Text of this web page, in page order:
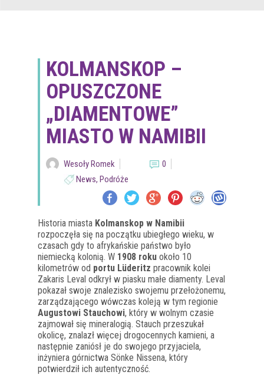
KOLMANSKOP –
OPUSZCZONE
„DIAMENTOWE”
MIASTO W NAMIBII
Wesoły Romek
0
News, Podróże
Historia miasta Kolmanskop w Namibii
rozpoczęła się na początku ubiegłego wieku, w
czasach gdy to afrykańskie państwo było
niemiecką kolonią. W 1908 roku około 10
kilometrów od portu Lüderitz pracownik kolei
Zakaris Leval odkrył w piasku małe diamenty. Leval
pokazał swoje znalezisko swojemu przełożonemu,
zarządzającego wówczas koleją w tym regionie
Augustowi Stauchowi, który w wolnym czasie
zajmował się mineralogią. Stauch przeszukał
okolicę, znalazł więcej drogocennych kamieni, a
następnie zaniósł je do swojego przyjaciela,
inżyniera górnictwa Sönke Nissena, który
potwierdził ich autentyczność.